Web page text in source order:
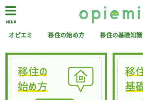
MENU
オピエミ 移住の始め方 移住の基礎知識